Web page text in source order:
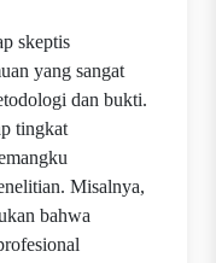
skeptis
yang sangat
dan bukti.
tingkat
Misalnya,
bahwa